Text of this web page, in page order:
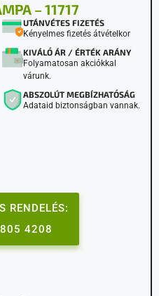
– 11717
UTÁNVÉTES FIZETÉS
Kényelmes fizetés átvételkor
KIVÁLÓ ÁR / ÉRTÉK ARÁNY
Folyamatosan akciókkal
várunk.
ABSZOLÚT MEGBÍZHATÓSÁG
Adataid biztonságban vannak.
RENDELÉS:
4208